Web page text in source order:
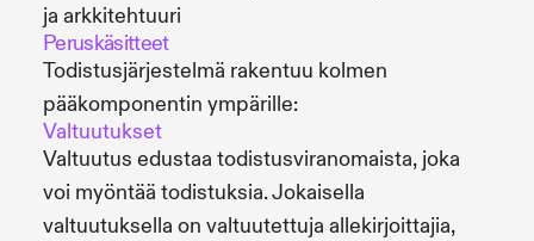
ja arkkitehtuuri
Peruskäsitteet
Todistusjärjestelmä rakentuu kolmen
pääkomponentin ympärille:
Valtuutukset
Valtuutus edustaa todistusviranomaista, joka
voi myöntää todistuksia. Jokaisella
valtuutuksella on valtuutettuja allekirjoittajia,